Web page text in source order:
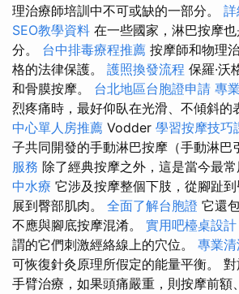
理治療師培訓中不可或缺的一部分。
SEO教學資料 在一些國家，淋巴按摩
分。 台中排毒療程推薦 按摩師和物理
格的法律保護。 護照換發流程 保羅·沃
和骨膜按摩。 台北地區台胞證申請 專
烈疼痛時，最好仰臥在光滑、不傾斜的
中心單人房推薦 Vodder 學習按摩技巧
子共同開發的手動淋巴按摩（手動淋巴
服務 除了經典按摩之外，這是當今最常
中水療 它涉及按摩整個下肢，從腳趾
展到臀部肌肉。 全面了解台胞證 它還
不應與腳底按摩混淆。 實用吧檯桌設計
謂的它們刺激經絡線上的穴位。 專業
可恢復針灸原理所假定的能量平衡。
手臂治療，如果頭痛嚴重，則按摩前額